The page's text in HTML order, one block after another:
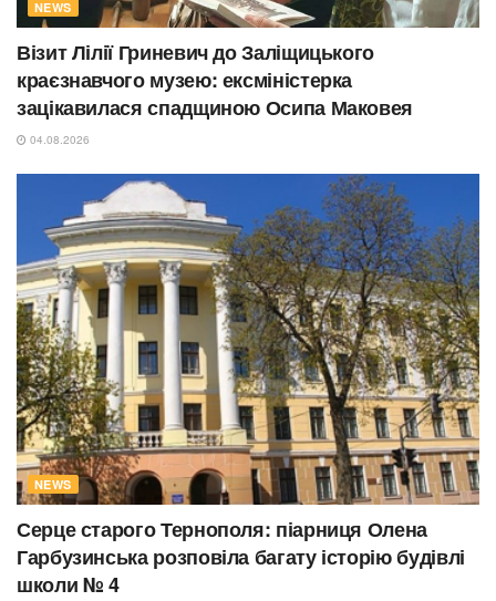
NEWS
Візит Лілії Гриневич до Заліщицького
краєзнавчого музею: ексміністерка
зацікавилася спадщиною Осипа Маковея
04.08.2026
NEWS
Серце старого Тернополя: піарниця Олена
Гарбузинська розповіла багату історію будівлі
школи № 4